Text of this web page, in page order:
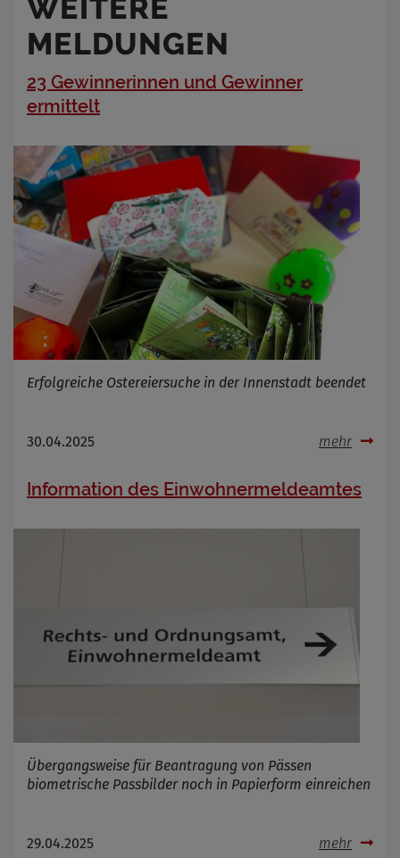
WEITERE
MELDUNGEN
23 Gewinnerinnen und Gewinner
ermittelt
Erfolgreiche Ostereiersuche in der Innenstadt beendet
30.04.2025 mehr
Information des Einwohnermeldeamtes
Übergangsweise für Beantragung von Pässen
biometrische Passbilder noch in Papierform einreichen
29.04.2025 mehr